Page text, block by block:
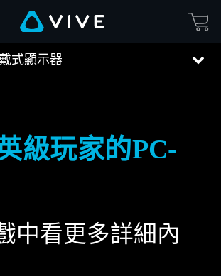
式顯示器
級玩家的PC-
中看更多詳細內